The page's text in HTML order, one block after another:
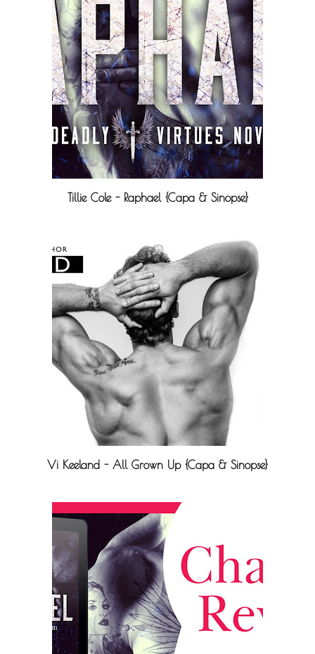
Tillie Cole - Raphael {Capa & Sinopse}
Vi Keeland - All Grown Up {Capa & Sinopse}